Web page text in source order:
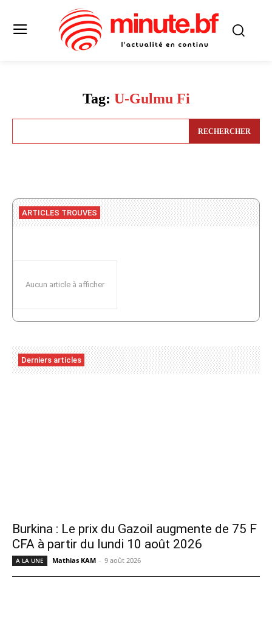
Tag: U-Gulmu Fi
RECHERCHER
ARTICLES TROUVES
Aucun article à afficher
Derniers articles
Burkina : Le prix du Gazoil augmente de 75 F
CFA à partir du lundi 10 août 2026
A LA UNE Mathias KAM - 9 août 2026